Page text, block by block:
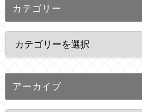
カテゴリー
アーカイブ